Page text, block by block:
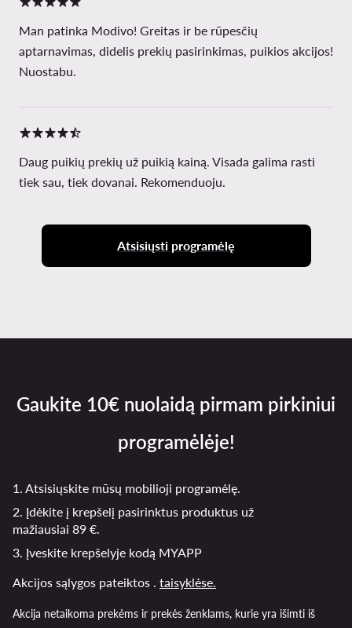
Man patinka Modivo! Greitas ir be rūpesčių
aptarnavimas, didelis prekių pasirinkimas, puikios akcijos!
Nuostabu.
Daug puikių prekių už puikią kainą. Visada galima rasti
tiek sau, tiek dovanai. Rekomenduoju.
Atsisiųsti programėlę
Gaukite 10€ nuolaidą pirmam pirkiniui
programėlėje!
1. Atsisiųskite mūsų mobilioji programėlę.
2. Įdėkite į krepšelį pasirinktus produktus už
mažiausiai 89 €.
3. Įveskite krepšelyje kodą MYAPP
Akcijos sąlygos pateiktos . taisyklėse.
Akcija netaikoma prekėms ir prekės ženklams, kurie yra išimti iš